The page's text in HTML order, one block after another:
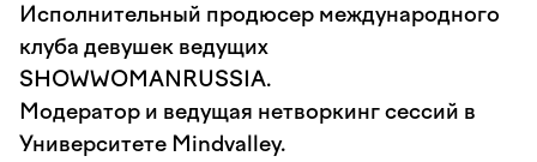
Исполнительный продюсер международного
клуба девушек ведущих
SHOWWOMANRUSSIA.
Модератор и ведущая нетворкинг сессий в
Университете Mindvalley.